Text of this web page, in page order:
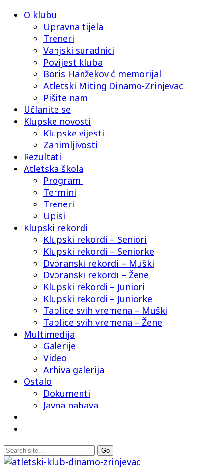
O klubu
Upravna tijela
Treneri
Vanjski suradnici
Povijest kluba
Boris Hanžeković memorijal
Atletski Miting Dinamo-Zrinjevac
Pišite nam
Učlanite se
Klupske novosti
Klupske vijesti
Zanimljivosti
Rezultati
Atletska škola
Programi
Termini
Treneri
Upisi
Klupski rekordi
Klupski rekordi – Seniori
Klupski rekordi – Seniorke
Dvoranski rekordi – Muški
Dvoranski rekordi – Žene
Klupski rekordi – Juniori
Klupski rekordi – Juniorke
Tablice svih vremena – Muški
Tablice svih vremena – Žene
Multimedija
Galerije
Video
Arhiva galerija
Ostalo
Dokumenti
Javna nabava